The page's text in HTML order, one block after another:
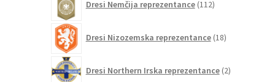
Dresi Nemčija reprezentance 112izdelkov
Dresi Nizozemska reprezentance 18izdelkov
Dresi Northern Irska reprezentance 2izdelka